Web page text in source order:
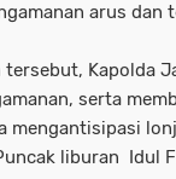
arus
tersebut, Kapolda
serta
mengantisipasi
liburan Idul